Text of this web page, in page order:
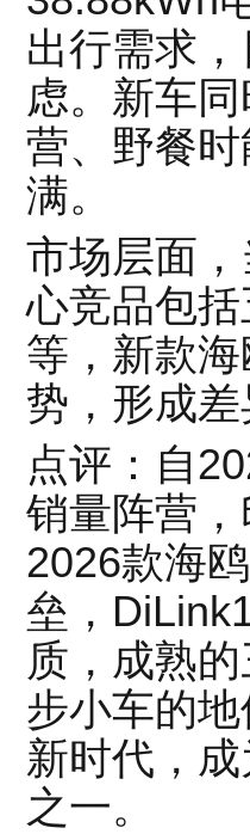
出行需求
虑。新车
营、野餐
满。
市场层面
心竞品包
等，新款
势，形成
点评：自
销量阵营
2026款海
垒，
质，成熟
步小车的
新时代，
之一。